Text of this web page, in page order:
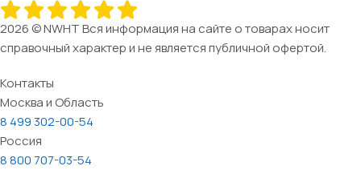
2026 © NWHT Вся информация на сайте о товарах носит
справочный характер и не является публичной офертой.
Контакты
Москва и Область
8 499 302-00-54
Россия
8 800 707-03-54